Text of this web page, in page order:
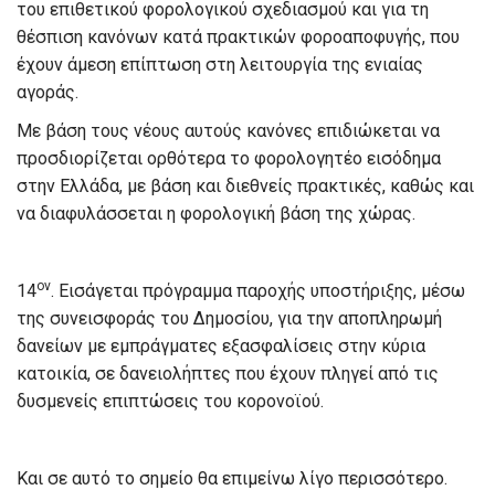
του επιθετικού φορολογικού σχεδιασμού και για τη
θέσπιση κανόνων κατά πρακτικών φοροαποφυγής, που
έχουν άμεση επίπτωση στη λειτουργία της ενιαίας
αγοράς.
Με βάση τους νέους αυτούς κανόνες επιδιώκεται να
προσδιορίζεται ορθότερα το φορολογητέο εισόδημα
στην Ελλάδα, με βάση και διεθνείς πρακτικές, καθώς και
να διαφυλάσσεται η φορολογική βάση της χώρας.
14ον. Εισάγεται πρόγραμμα παροχής υποστήριξης, μέσω
της συνεισφοράς του Δημοσίου, για την αποπληρωμή
δανείων με εμπράγματες εξασφαλίσεις στην κύρια
κατοικία, σε δανειολήπτες που έχουν πληγεί από τις
δυσμενείς επιπτώσεις του κορονοϊού.
Και σε αυτό το σημείο θα επιμείνω λίγο περισσότερο.